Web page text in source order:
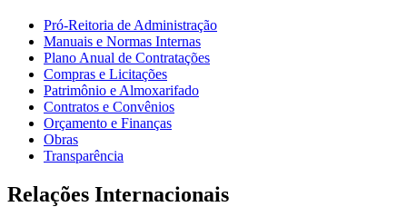
Pró-Reitoria de Administração
Manuais e Normas Internas
Plano Anual de Contratações
Compras e Licitações
Patrimônio e Almoxarifado
Contratos e Convênios
Orçamento e Finanças
Obras
Transparência
Relações Internacionais